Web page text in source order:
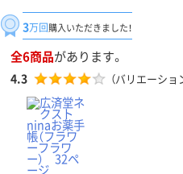
3万回購入いただきました！
全6商品があります。
4.3 （バリエーショ